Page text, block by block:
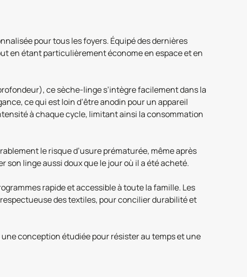
pour tous les foyers. Équipé des dernières
en étant particulièrement économe en espace et en
ce sèche-linge s’intègre facilement dans la
ce qui est loin d’être anodin pour un appareil
à chaque cycle, limitant ainsi la consommation
le risque d’usure prématurée, même après
son linge aussi doux que le jour où il a été acheté.
rapide et accessible à toute la famille. Les
des textiles, pour concilier durabilité et
conception étudiée pour résister au temps et une